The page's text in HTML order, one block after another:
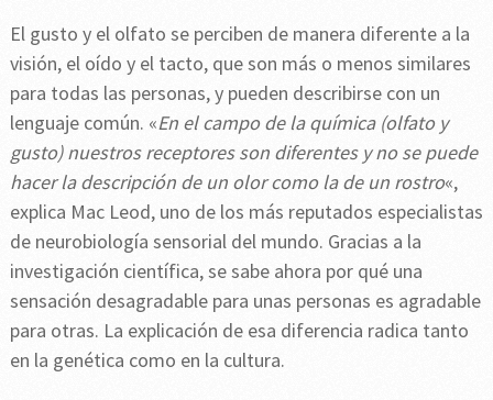
El gusto y el olfato se perciben de manera diferente a la
visión, el oído y el tacto, que son más o menos similares
para todas las personas, y pueden describirse con un
lenguaje común. «En el campo de la química (olfato y
gusto) nuestros receptores son diferentes y no se puede
hacer la descripción de un olor como la de un rostro«,
explica Mac Leod, uno de los más reputados especialistas
de neurobiología sensorial del mundo. Gracias a la
investigación científica, se sabe ahora por qué una
sensación desagradable para unas personas es agradable
para otras. La explicación de esa diferencia radica tanto
en la genética como en la cultura.